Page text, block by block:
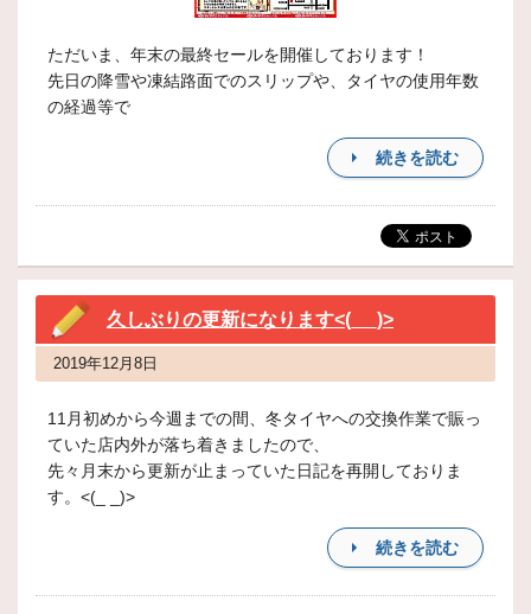
ただいま、年末の最終セールを開催しております！
先日の降雪や凍結路面でのスリップや、タイヤの使用年数
の経過等で
続きを読む
久しぶりの更新になります<(_ _)>
2019年12月8日
11月初めから今週までの間、冬タイヤへの交換作業で賑っ
ていた店内外が落ち着きましたので、
先々月末から更新が止まっていた日記を再開しておりま
す。<(_ _)>
続きを読む